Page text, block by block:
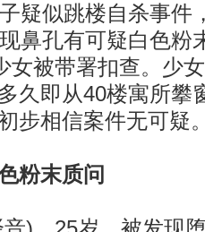
疑似跳楼自杀事件
鼻孔有可疑白色粉
女被带署扣查。少
久即从40楼寓所攀
步相信案件无可疑
粉末质问